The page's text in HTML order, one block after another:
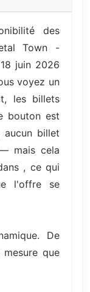
des
Town -
juin 2026
voyez un
les billets
bouton est
aucun billet
mais cela
, ce qui
l'offre se
De
que